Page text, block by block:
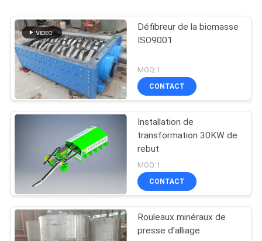
Défibreur de la biomasse
ISO9001
MOQ:1
CONTACT
Installation de
transformation 30KW de
rebut
MOQ:1
CONTACT
Rouleaux minéraux de
presse d'alliage